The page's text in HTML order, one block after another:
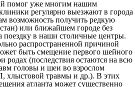
помог уже многим нашим
регулярно выезжают в города
возможность получить редкую
или ближайшем городе без
поездку в наши столичные центры.
распространенной причиной
быть смещение первого шейного
(последствия остаются на всю
головы и шеи во взрослом
хлыстовой травмы и др.). В этих
атланта может существенно